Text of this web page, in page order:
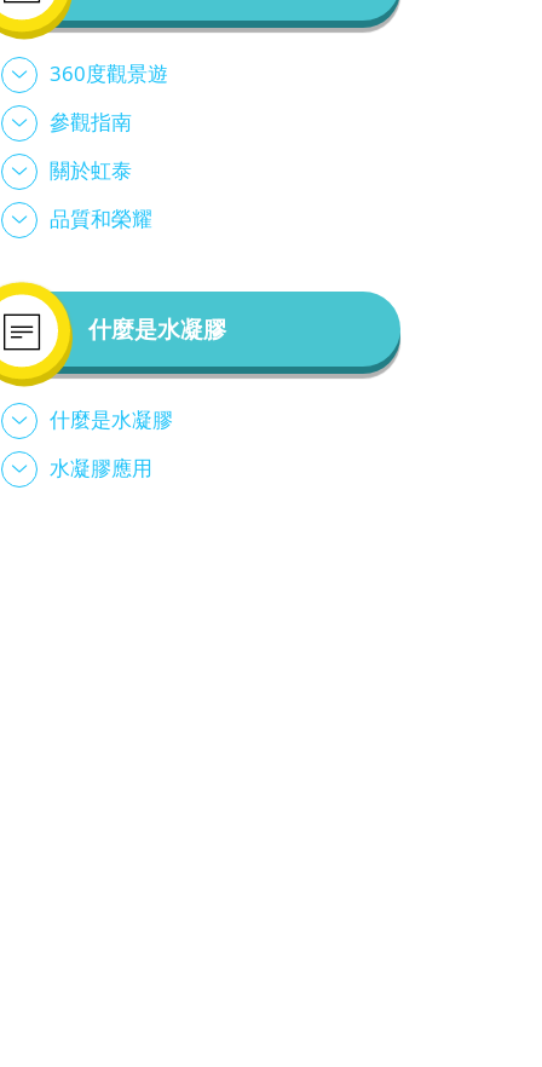
360度觀景遊
參觀指南
關於虹泰
品質和榮耀
什麼是水凝膠
什麼是水凝膠
水凝膠應用